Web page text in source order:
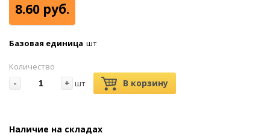
8.60 руб.
Базовая единица шт
Количество
- + шт В корзину
Наличие на складах